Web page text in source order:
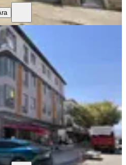
İnönü Mah.yerden
2+0 Lüx Daireler
Mahallesi
3. Kat· 29.07.2026